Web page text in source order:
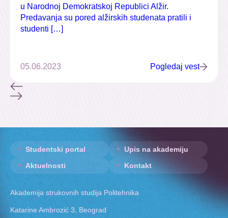
u Narodnoj Demokratskoj Republici Alžir.
Predavanja su pored alžirskih studenata pratili i
studenti […]
05.06.2023 Pogledaj vest
Studentski portal
Upis na akademiju
Aktuelnosti
Kontakt
Akademija strukovnih studija Politehnika
Katarine Ambrozić 3, Beograd